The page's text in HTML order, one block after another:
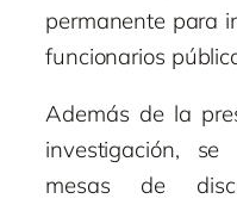
permanente para
funcionarios
Además de la
investigación,
mesas de